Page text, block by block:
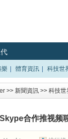
樂 體育資訊 科技世
>> 新聞資訊 >> 科技世
合作推视频